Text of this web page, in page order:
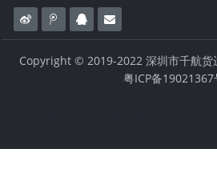
Copyright © 2019-2022 深圳市千航货
粤ICP备19021367